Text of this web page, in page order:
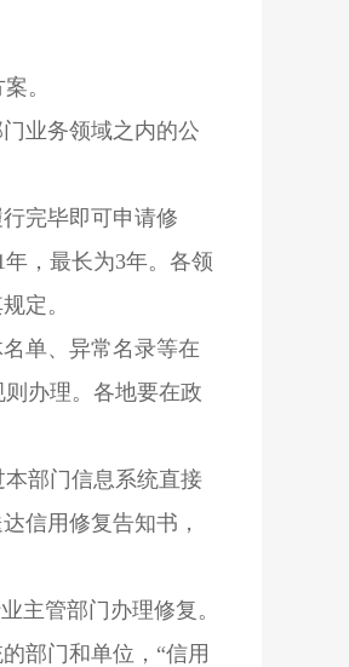
。
业务领域之内的公
完毕即可申请修
，最长为3年。各领
定。
单、异常名录等在
办理。各地要在政
部门信息系统直接
信用修复告知书，
主管部门办理修复。
部门和单位，“信用